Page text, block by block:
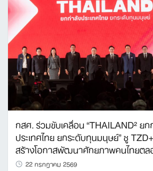
กสศ. ร่วมขับเคลื่อน “THAILAND² ย
ประเทศไทย ยกระดับทุนมนุษย์” ชู
สร้างโอกาสพัฒนาศักยภาพคนไทยต
22 กรกฎาคม 2569